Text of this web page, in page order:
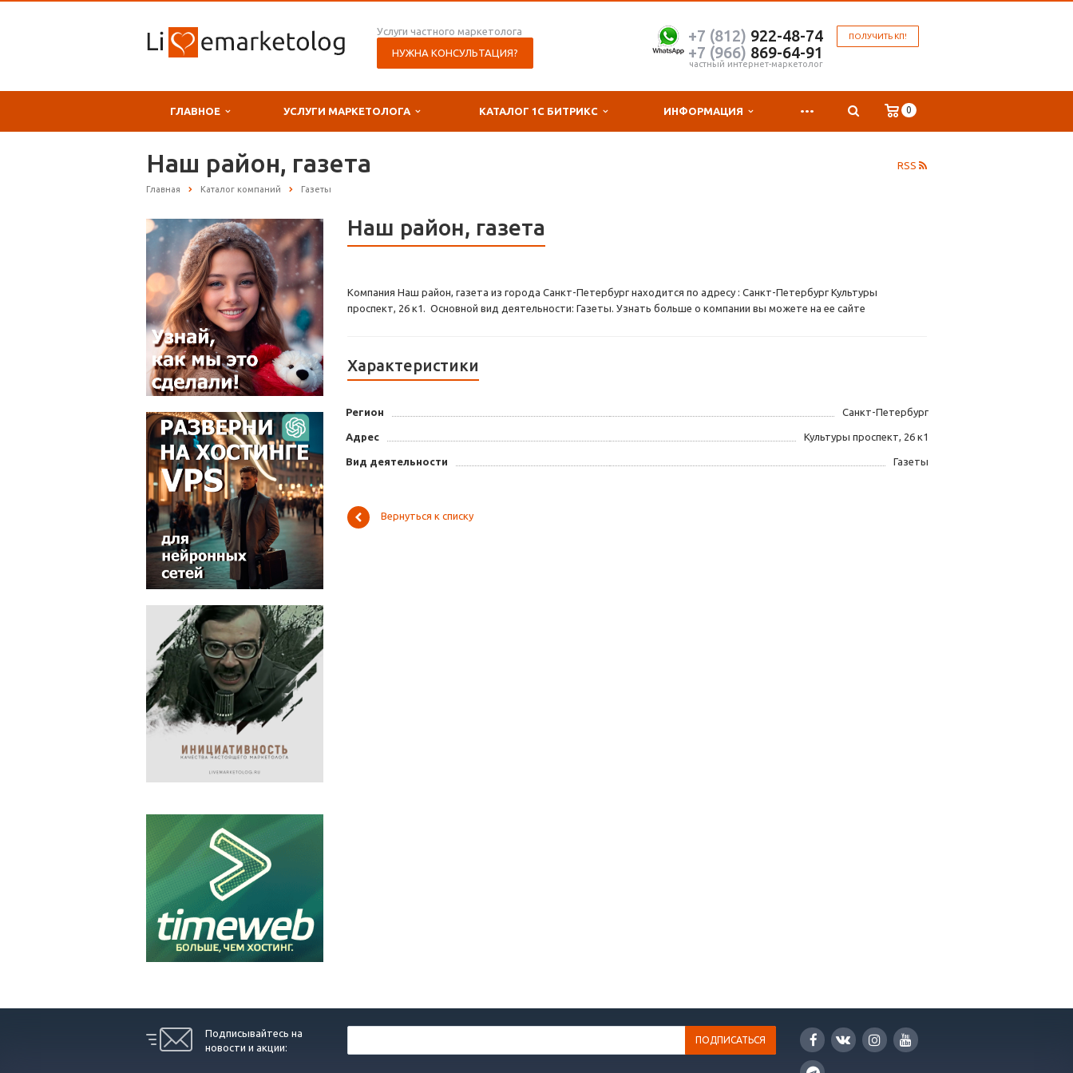
Услуги частного маркетолога
НУЖНА КОНСУЛЬТАЦИЯ?
ПОЛУЧИТЬ КП!
+7 (812) 922-48-74
+7 (966) 869-64-91
частный интернет-маркетолог
ГЛАВНОЕ УСЛУГИ МАРКЕТОЛОГА КАТАЛОГ 1С БИТРИКС ИНФОРМАЦИЯ ... 0
RSS
Наш район, газета
Главная Каталог компаний Газеты
Наш район, газета
Компания Наш район, газета из города Санкт-Петербург находится по адресу : Санкт-Петербург Культуры
проспект, 26 к1. Основной вид деятельности: Газеты. Узнать больше о компании вы можете на ее сайте
Характеристики
Регион Санкт-Петербург
Адрес Культуры проспект, 26 к1
Вид деятельности Газеты
Вернуться к списку
Подписывайтесь на
новости и акции: